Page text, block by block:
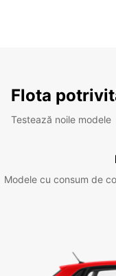
Flota
Testează noile modele
Modele cu consum de